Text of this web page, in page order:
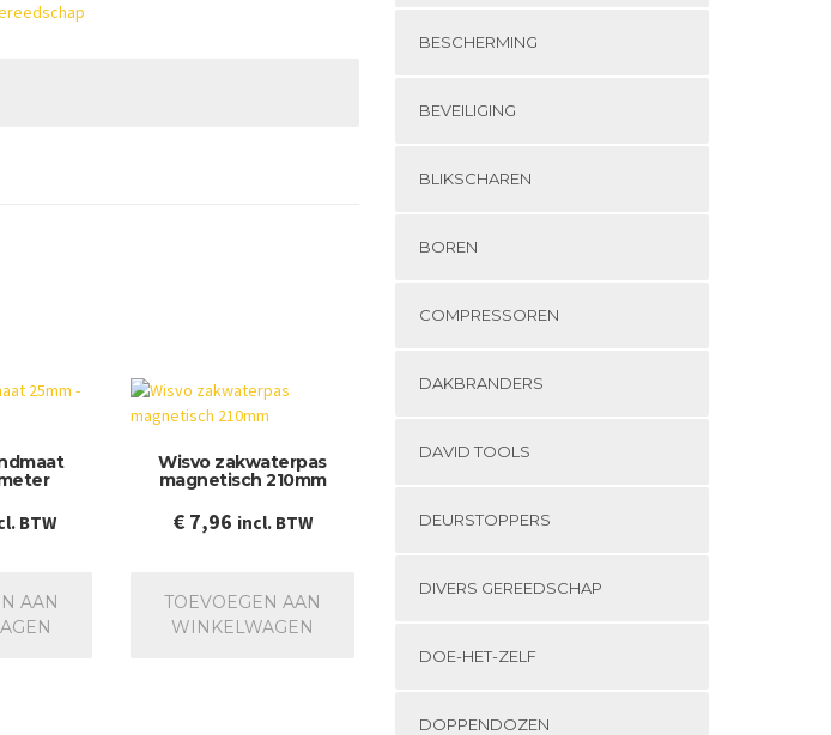
BTW
AAN
Wisvo zakwaterpas
magnetisch 210mm
€ 7,96 incl. BTW
TOEVOEGEN AAN
WINKELWAGEN
BESCHERMING
BEVEILIGING
BLIKSCHAREN
BOREN
COMPRESSOREN
DAKBRANDERS
DAVID TOOLS
DEURSTOPPERS
DIVERS GEREEDSCHAP
DOE-HET-ZELF
DOPPENDOZEN